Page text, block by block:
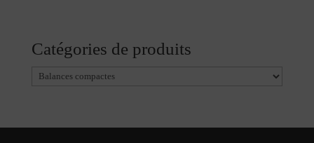
Catégories de produits